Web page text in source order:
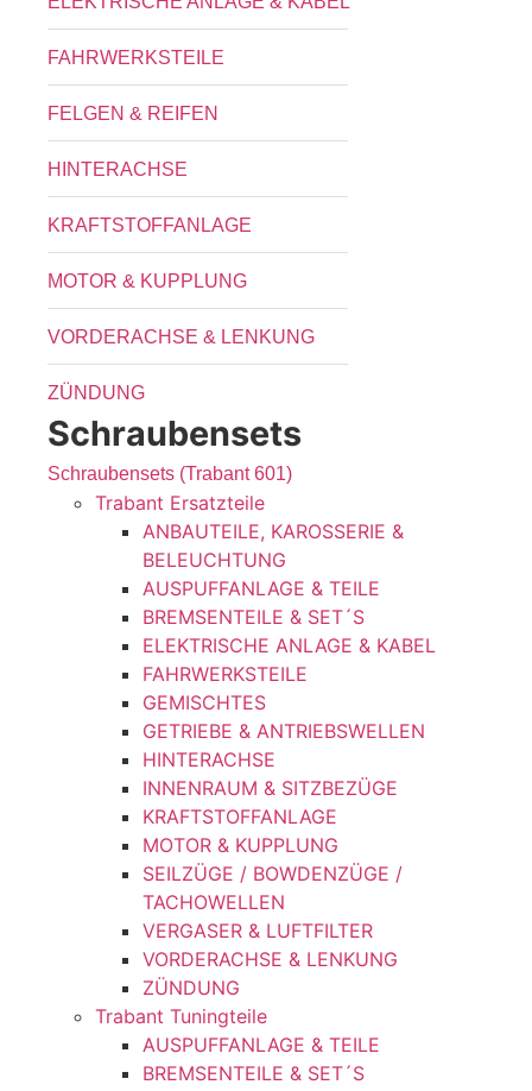
FAHRWERKSTEILE
FELGEN & REIFEN
HINTERACHSE
KRAFTSTOFFANLAGE
MOTOR & KUPPLUNG
VORDERACHSE & LENKUNG
ZÜNDUNG
Schraubensets
Schraubensets (Trabant 601)
Trabant Ersatzteile
ANBAUTEILE, KAROSSERIE &
BELEUCHTUNG
AUSPUFFANLAGE & TEILE
BREMSENTEILE & SET´S
ELEKTRISCHE ANLAGE & KABEL
FAHRWERKSTEILE
GEMISCHTES
GETRIEBE & ANTRIEBSWELLEN
HINTERACHSE
INNENRAUM & SITZBEZÜGE
KRAFTSTOFFANLAGE
MOTOR & KUPPLUNG
SEILZÜGE / BOWDENZÜGE /
TACHOWELLEN
VERGASER & LUFTFILTER
VORDERACHSE & LENKUNG
ZÜNDUNG
Trabant Tuningteile
AUSPUFFANLAGE & TEILE
BREMSENTEILE & SET´S